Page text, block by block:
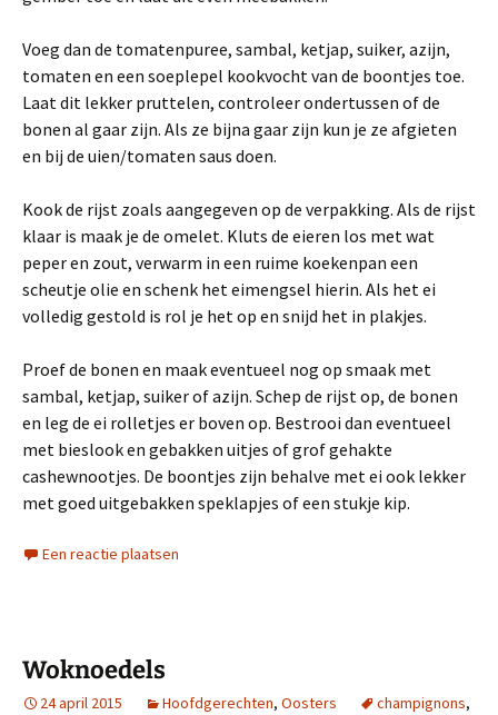
Voeg dan de tomatenpuree, sambal, ketjap, suiker, azijn,
tomaten en een soeplepel kookvocht van de boontjes toe.
Laat dit lekker pruttelen, controleer ondertussen of de
bonen al gaar zijn. Als ze bijna gaar zijn kun je ze afgieten
en bij de uien/tomaten saus doen.
Kook de rijst zoals aangegeven op de verpakking. Als de rijst
klaar is maak je de omelet. Kluts de eieren los met wat
peper en zout, verwarm in een ruime koekenpan een
scheutje olie en schenk het eimengsel hierin. Als het ei
volledig gestold is rol je het op en snijd het in plakjes.
Proef de bonen en maak eventueel nog op smaak met
sambal, ketjap, suiker of azijn. Schep de rijst op, de bonen
en leg de ei rolletjes er boven op. Bestrooi dan eventueel
met bieslook en gebakken uitjes of grof gehakte
cashewnootjes. De boontjes zijn behalve met ei ook lekker
met goed uitgebakken speklapjes of een stukje kip.
Een reactie plaatsen
Woknoedels
24 april 2015 Hoofdgerechten, Oosters champignons,